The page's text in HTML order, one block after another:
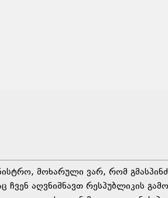
მოხარული ვარ, რომ
ჩვენ აღვნიშნავთ რესპუბლიკის